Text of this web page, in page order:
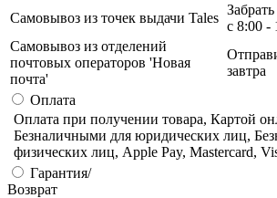
Самовывоз из точек выдачи Tales
с 8:00 -
Самовывоз из отделений
почтовых операторов 'Новая
почта'
завтра
Оплата
Оплата при получении товара, Картой
Безналичными для юридических лиц,
физических лиц, Apple Pay, Mastercard,
Гарантия/
Возврат